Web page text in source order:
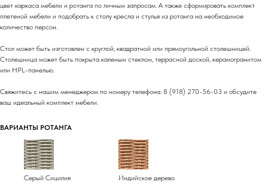
цвет каркаса мебели и ротанга по личным запросам. А также сформировать комплект
плетеной мебели и подобрать к столу кресла и стулья из ротанга на необходимое
количество персон.
Стол может быть изготовлен с круглой, квадратной или прямоугольной столешницей.
Столешница может быть покрыта каленым стеклом, террасной доской, керамогранитом
или HPL-панелью.
Свяжитесь с нашим менеджером по номеру телефона: 8 (918) 270-56-03 и обсудите
ваш идеальный комплект мебели.
ВАРИАНТЫ РОТАНГА
Серый Сицилия Индийское дерево